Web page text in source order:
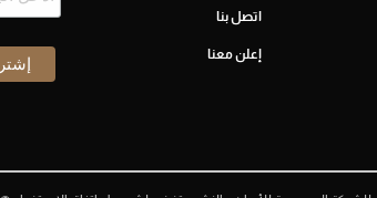
اتصل بنا
إعلن معنا